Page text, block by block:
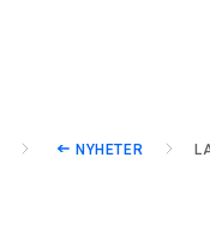
NYHETER